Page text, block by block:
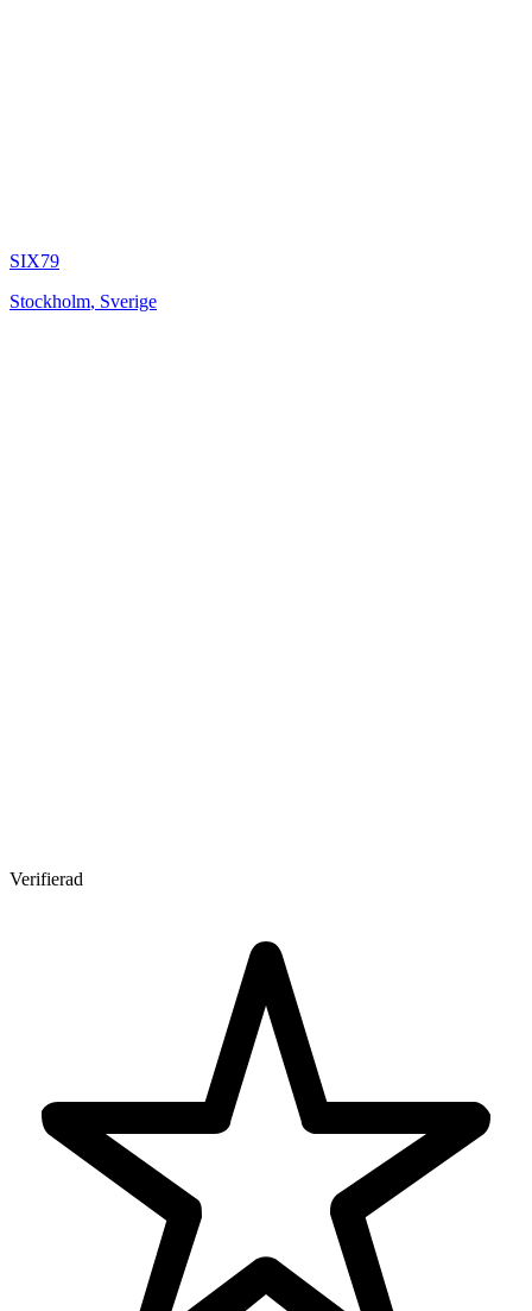
SIX79
Stockholm, Sverige
Verifierad